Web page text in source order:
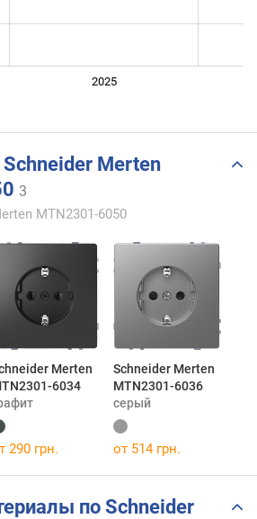
2025
Merten
3
MTN2301-6050
Merten
6034
Schneider Merten
MTN2301-6036
серый
290 грн. от 514 грн.
по Schneider